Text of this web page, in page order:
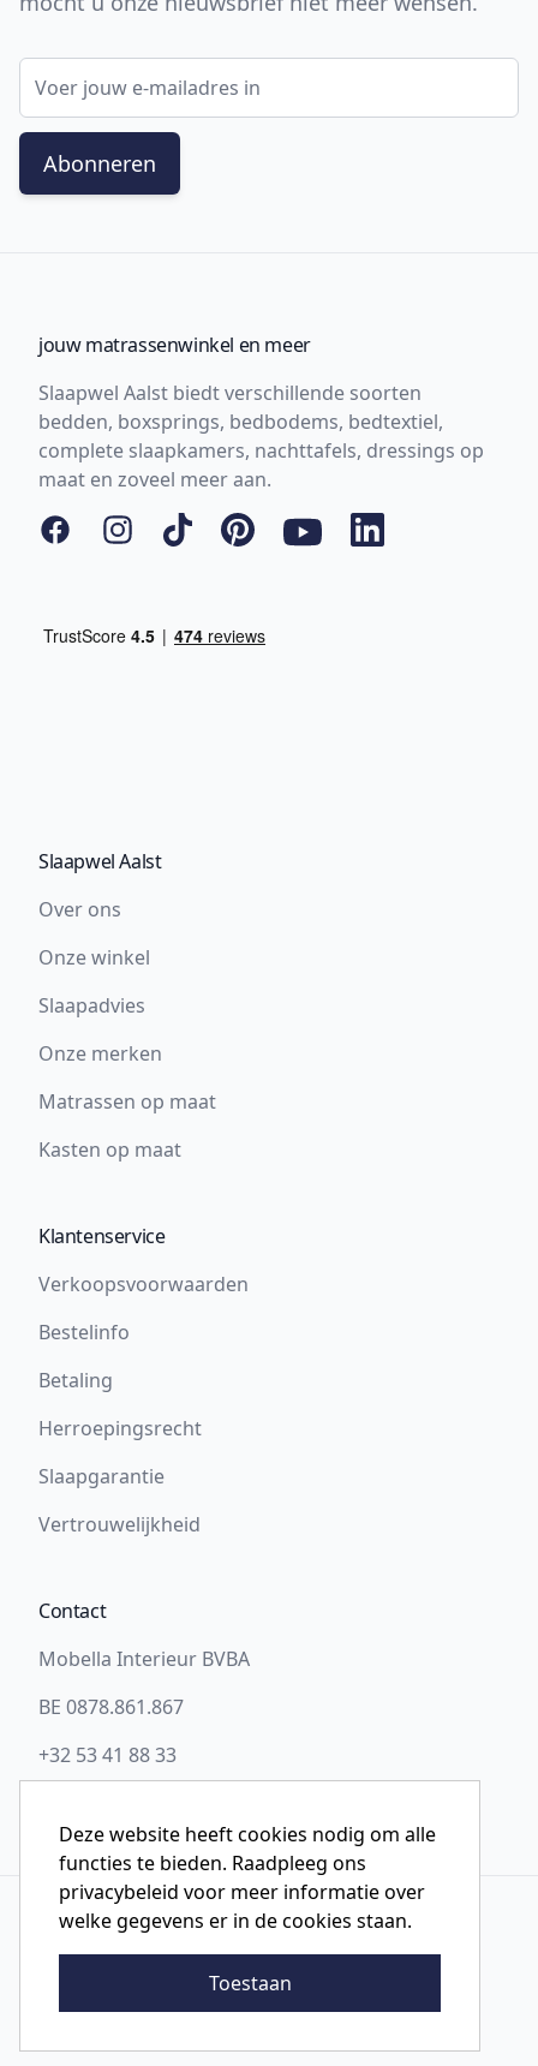
E-mail adres
Abonneren
jouw matrassenwinkel en meer
Slaapwel Aalst biedt verschillende soorten
bedden, boxsprings, bedbodems, bedtextiel,
complete slaapkamers, nachttafels, dressings op
maat en zoveel meer aan.
FacebookInstagram
Tiktok PinterestYouTubeLinkedIn
Slaapwel Aalst
Over ons
Onze winkel
Slaapadvies
Onze merken
Matrassen op maat
Kasten op maat
Klantenservice
Verkoopsvoorwaarden
Bestelinfo
Betaling
Herroepingsrecht
Slaapgarantie
Vertrouwelijkheid
Contact
Mobella Interieur BVBA
BE 0878.861.867
+32 53 41 88 33
Website ontwikkeld door Storefront
Deze website heeft cookies nodig om alle
functies te bieden. Raadpleeg ons
privacybeleid voor meer informatie over
welke gegevens er in de cookies staan.
Toestaan